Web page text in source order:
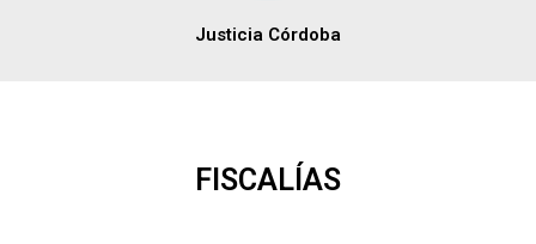
Justicia Córdoba
FISCALÍAS